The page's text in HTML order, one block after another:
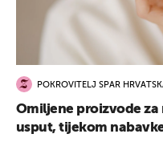
POKROVITELJ SPAR
Omiljene proizvode za
usput, tijekom